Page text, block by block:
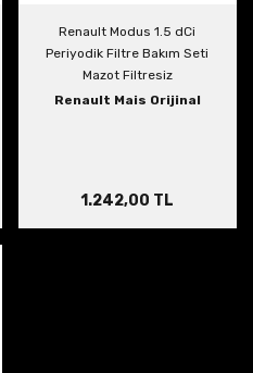
Renault Modus 1.5 dCi
Periyodik Filtre Bakım Seti
Mazot Filtresiz
Renault Mais Orijinal
1.242,00 TL